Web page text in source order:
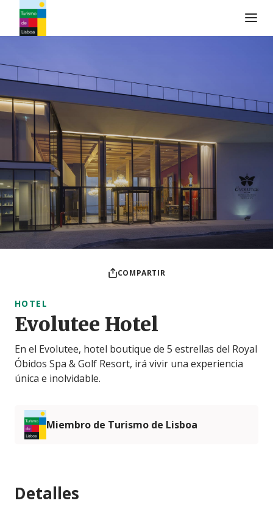
COMPARTIR
HOTEL
Evolutee Hotel
En el Evolutee, hotel boutique de 5 estrellas del Royal
Óbidos Spa & Golf Resort, irá vivir una experiencia
única e inolvidable.
Miembro de Turismo de Lisboa
Detalles